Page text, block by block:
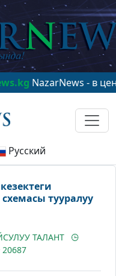
- в центре
Русский
тууралуу
ТАЛАНТ
20687